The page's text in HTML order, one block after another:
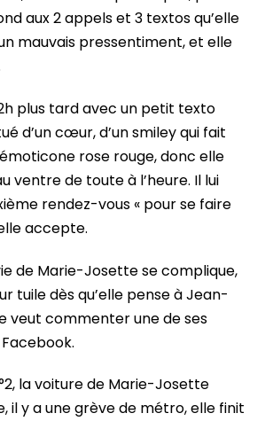
aux 2 appels et 3 textos qu’elle
mauvais pressentiment, et elle
plus tard avec un petit texto
d’un cœur, d’un smiley qui fait
rose rouge, donc elle
ventre de toute à l’heure. Il lui
rendez-vous « pour se faire
accepte.
de Marie-Josette se complique,
tuile dès qu’elle pense à Jean-
veut commenter une de ses
la voiture de Marie-Josette
il y a une grève de métro, elle finit